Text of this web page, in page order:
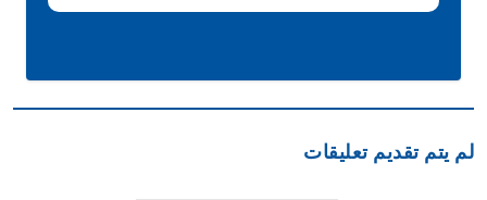
لم يتم تقديم تعليقات